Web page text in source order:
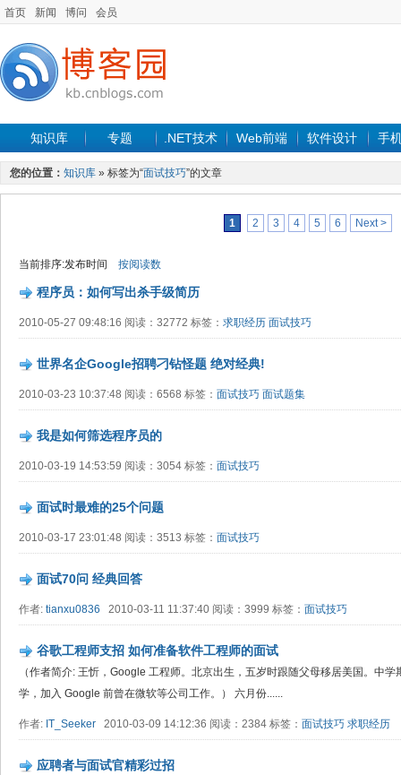
首页 新闻 博问 会员
知识库 专题 .NET技术 Web前端 软件设计 手
您的位置： 知识库 » 标签为“面试技巧”的文章
1 2 3 4 5 6 Next >
当前排序:发布时间 按阅读数
程序员：如何写出杀手级简历
2010-05-27 09:48:16 阅读：32772 标签： 求职经历 面试技巧
世界名企Google招聘刁钻怪题 绝对经典!
2010-03-23 10:37:48 阅读：6568 标签： 面试技巧 面试题集
我是如何筛选程序员的
2010-03-19 14:53:59 阅读：3054 标签： 面试技巧
面试时最难的25个问题
2010-03-17 23:01:48 阅读：3513 标签： 面试技巧
面试70问 经典回答
作者: tianxu0836 2010-03-11 11:37:40 阅读：3999 标签： 面试技巧
谷歌工程师支招 如何准备软件工程师的面试
（作者简介: 王忻，Google 工程师。北京出生，五岁时跟随父母移居美国。中
学，加入 Google 前曾在微软等公司工作。） 六月份......
作者: IT_Seeker 2010-03-09 14:12:36 阅读：2384 标签： 面试技巧 求职经历
应聘者与面试官精彩过招